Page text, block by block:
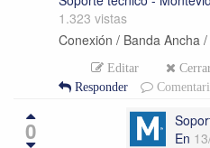
1.323 vistas
Conexión / Banda Ancha
Editar
Responder
0
En